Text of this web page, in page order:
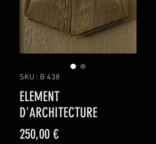
SKU : B 438
ELEMENT
D'ARCHITECTURE
250,00 €Prix